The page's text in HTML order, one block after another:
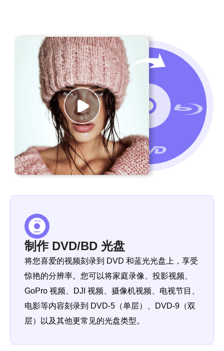
制作 DVD/BD 光盘
将您喜爱的视频刻录到 DVD 和蓝光光盘上，享受
惊艳的分辨率。您可以将家庭录像、投影视频、
GoPro 视频、DJI 视频、摄像机视频、电视节目、
电影等内容刻录到 DVD-5（单层）、DVD-9（双
层）以及其他更常见的光盘类型。